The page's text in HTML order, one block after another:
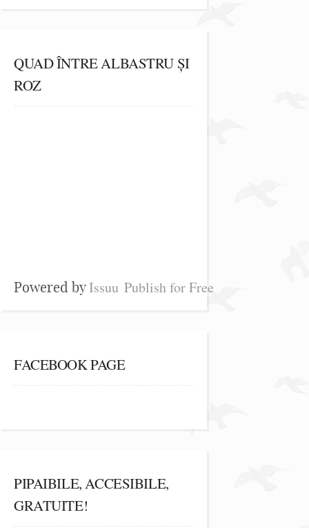
QUAD ÎNTRE ALBASTRU ȘI
ROZ
Powered byIssuu Publish for Free
FACEBOOK PAGE
PIPAIBILE, ACCESIBILE,
GRATUITE!